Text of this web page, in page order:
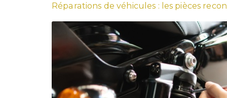
Réparations de véhicules : les pièces